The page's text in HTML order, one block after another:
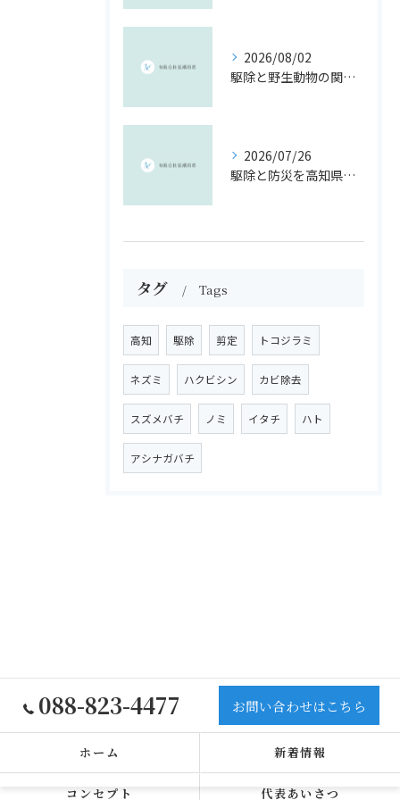
2026/08/02
駆除と野生動物の関係を制度・報奨金・法令から徹底解説
2026/07/26
駆除と防災を高知県南国市のリスクに即した安全対策ガイド
タグ Tags
高知 駆除 剪定 トコジラミ
ネズミ ハクビシン カビ除去
スズメバチ ノミ イタチ ハト
アシナガバチ
088-823-4477 お問い合わせはこちら
ホーム 新着情報
コンセプト 代表あいさつ